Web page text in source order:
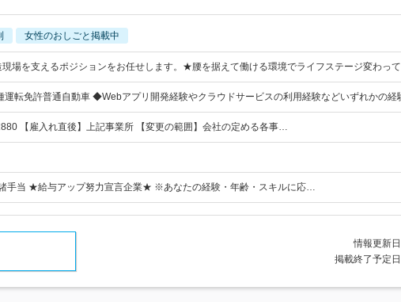
女性のおしごと掲載中
場を支えるポジションをお任せします。★腰を据えて働ける環境でライフステージ変わって
転免許普通自動車 ◆Webアプリ開発経験やクラウドサービスの利用経験などいずれかの経
【雇入れ直後】上記事業所 【変更の範囲】会社の定める各事…
手当 ★給与アップ努力宣言企業★ ※あなたの経験・年齢・スキルに応…
情報更新
掲載終了予定